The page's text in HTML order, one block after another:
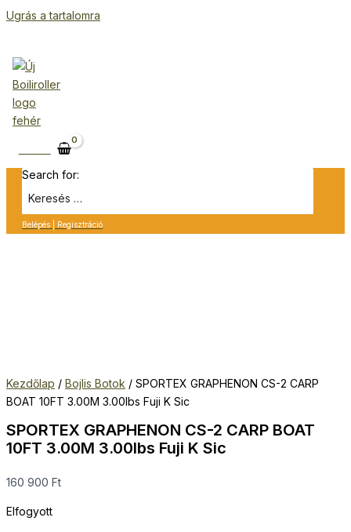
Ugrás a tartalomra
Search for:
Belépés | Regisztráció
Kezdőlap / Bojlis Botok / SPORTEX GRAPHENON CS-2 CARP
BOAT 10FT 3.00M 3.00lbs Fuji K Sic
SPORTEX GRAPHENON CS-2 CARP BOAT
10FT 3.00M 3.00lbs Fuji K Sic
160 900 Ft
Elfogyott